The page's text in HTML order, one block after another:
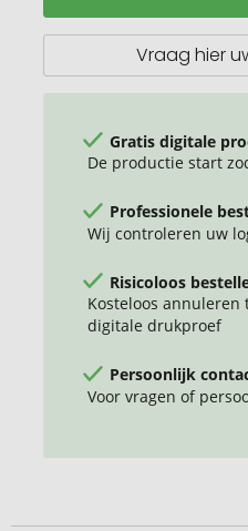
pot
Vraag hier
Gratis digitale
De productie start
Professionele
Wij controleren uw
Risicoloos
Kosteloos annuleren
digitale drukproef
Persoonlijk
Voor vragen of